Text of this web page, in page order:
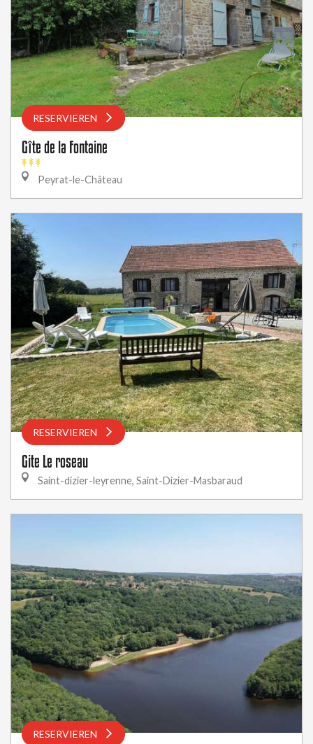
RESERVIEREN
Gîte de la Fontaine
Peyrat-le-Château
RESERVIEREN
Gite Le roseau
Saint-dizier-leyrenne, Saint-Dizier-Masbaraud
RESERVIEREN